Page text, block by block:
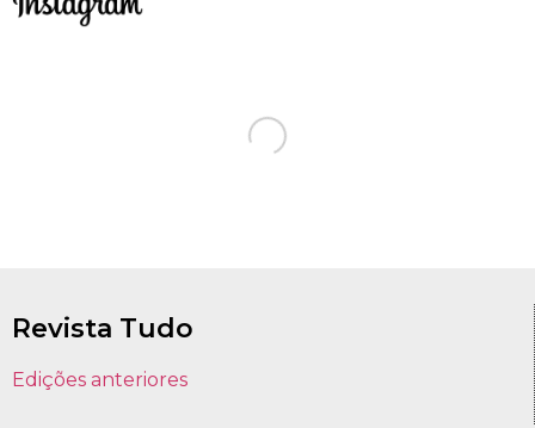
Revista Tudo
Edições anteriores